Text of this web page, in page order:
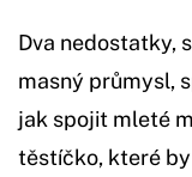
Dva nedostatky,
masný průmysl,
jak spojit mleté
těstíčko, které